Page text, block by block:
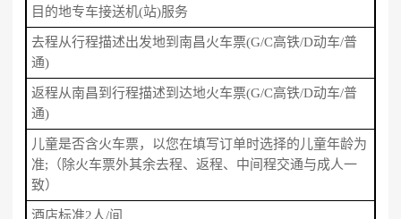
目的地专车接送机(站)服务
去程从行程描述出发地到南昌火车票(G/C高铁/D动车/普
通)
返程从南昌到行程描述到达地火车票(G/C高铁/D动车/普
通)
儿童是否含火车票，以您在填写订单时选择的儿童年龄为
准;（除火车票外其余去程、返程、中间程交通与成人一
致）
酒店标准2人/间